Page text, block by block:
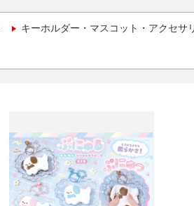
キーホルダー・マスコット・アクセサ